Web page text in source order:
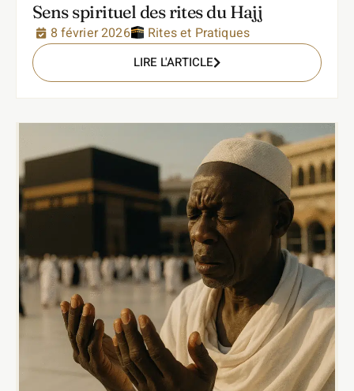
Sens spirituel des rites du Hajj
8 février 2026 Rites et Pratiques
LIRE L'ARTICLE